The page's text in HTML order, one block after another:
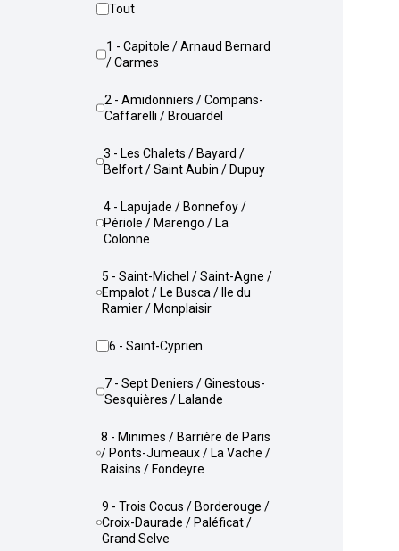
Tout
1 - Capitole / Arnaud Bernard
/ Carmes
2 - Amidonniers / Compans-
Caffarelli / Brouardel
3 - Les Chalets / Bayard /
Belfort / Saint Aubin / Dupuy
4 - Lapujade / Bonnefoy /
Périole / Marengo / La
Colonne
5 - Saint-Michel / Saint-Agne /
Empalot / Le Busca / Ile du
Ramier / Monplaisir
6 - Saint-Cyprien
7 - Sept Deniers / Ginestous-
Sesquières / Lalande
8 - Minimes / Barrière de Paris
/ Ponts-Jumeaux / La Vache /
Raisins / Fondeyre
9 - Trois Cocus / Borderouge /
Croix-Daurade / Paléficat /
Grand Selve